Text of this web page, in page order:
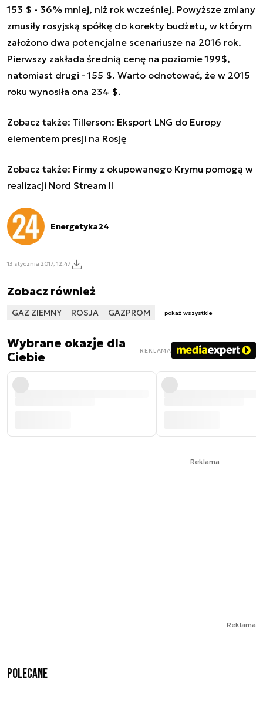
153 $ - 36% mniej, niż rok wcześniej. Powyższe zmiany
zmusiły rosyjską spółkę do korekty budżetu, w którym
założono dwa potencjalne scenariusze na 2016 rok.
Pierwszy zakłada średnią cenę na poziomie 199$,
natomiast drugi - 155 $. Warto odnotować, że w 2015
roku wynosiła ona 234 $.
Zobacz także: Tillerson: Eksport LNG do Europy
elementem presji na Rosję
Zobacz także: Firmy z okupowanego Krymu pomogą w
realizacji Nord Stream II
Energetyka24
13 stycznia 2017, 12:47
Zobacz również
GAZ ZIEMNY ROSJA GAZPROM pokaż wszystkie
Wybrane okazje dla
Ciebie
REKLAMA
Reklama
Reklama
Polecane